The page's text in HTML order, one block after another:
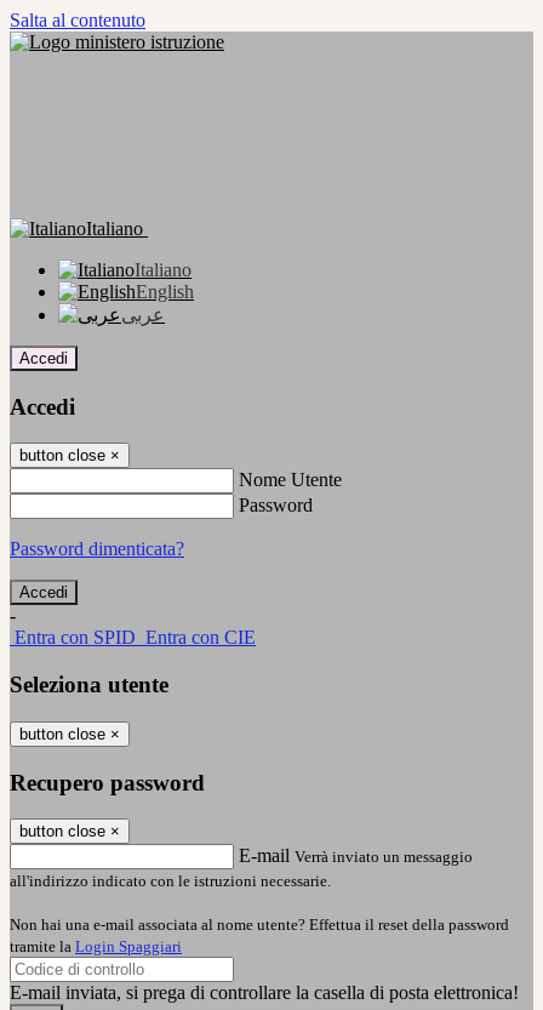
Salta al contenuto
Italiano
Italiano
English
عربى
Accedi
Accedi
button close ×
Nome Utente
Password
Password dimenticata?
-
Entra con SPID Entra con CIE
Seleziona utente
button close ×
Recupero password
button close ×
E-mail Verrà inviato un messaggio
all'indirizzo indicato con le istruzioni necessarie.
Non hai una e-mail associata al nome utente? Effettua il reset della password
tramite la Login Spaggiari
E-mail inviata, si prega di controllare la casella di posta elettronica!